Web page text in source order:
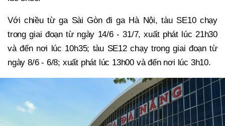
Với chiều từ ga Sài Gòn đi ga Hà Nội, tàu SE10 chạy
trong giai đoạn từ ngày 14/6 - 31/7, xuất phát lúc 21h30
và đến nơi lúc 10h35; tàu SE12 chạy trong giai đoạn từ
ngày 8/6 - 6/8; xuất phát lúc 13h00 và đến nơi lúc 3h10.